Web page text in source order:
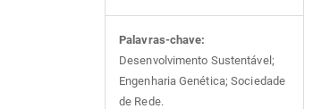
Palavras-chave:
Desenvolvimento Sustentável;
Engenharia Genética; Sociedade
de Rede.